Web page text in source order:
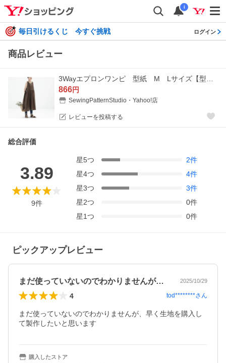
i
毎日引けるくじ 今すぐ挑戦 ログイン
商品レビュー
866円
SewingPatternStudio・Yahoo!店
レビューを投稿する
総合評価
3.89
9件
星5つ 2件
星4つ 4件
星3つ 3件
星2つ 0件
星1つ 0件
ピックアップレビュー
まだ使っていないのでわかりませんが、早… 2025/10/29
4 tod********さん
まだ使っていないのでわかりませんが、早く生地を購入し
て製作したいと思います
購入したストア